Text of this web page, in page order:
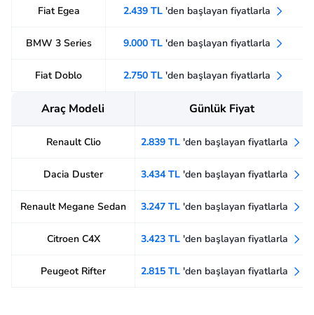
Fiat Egea 2.439 TL'den başlayan fiyatlarla
BMW 3 Series 9.000 TL'den başlayan fiyatlarla
Fiat Doblo 2.750 TL'den başlayan fiyatlarla
Araç Modeli Günlük Fiyat
Renault Clio 2.839 TL'den başlayan fiyatlarla
Dacia Duster 3.434 TL'den başlayan fiyatlarla
Renault Megane Sedan 3.247 TL'den başlayan fiyatlarla
Citroen C4X 3.423 TL'den başlayan fiyatlarla
Peugeot Rifter 2.815 TL'den başlayan fiyatlarla